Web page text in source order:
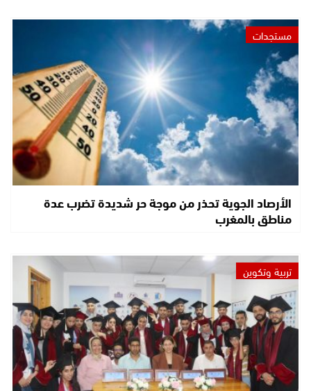
مستجدات
الأرصاد الجوية تحذر من موجة حر شديدة تضرب عدة
مناطق بالمغرب
تربية وتكوين